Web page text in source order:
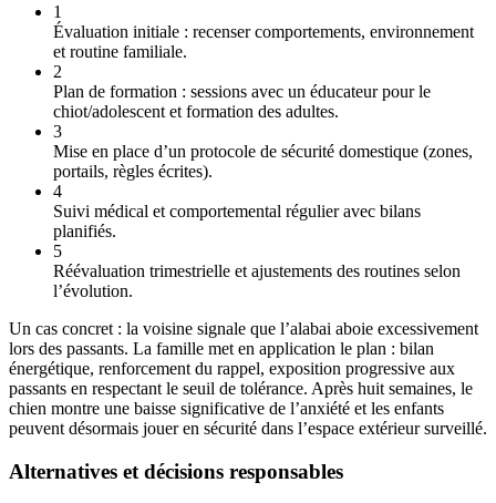
1
Évaluation initiale : recenser comportements, environnement
et routine familiale.
2
Plan de formation : sessions avec un éducateur pour le
chiot/adolescent et formation des adultes.
3
Mise en place d’un protocole de sécurité domestique (zones,
portails, règles écrites).
4
Suivi médical et comportemental régulier avec bilans
planifiés.
5
Réévaluation trimestrielle et ajustements des routines selon
l’évolution.
Un cas concret : la voisine signale que l’alabai aboie excessivement
lors des passants. La famille met en application le plan : bilan
énergétique, renforcement du rappel, exposition progressive aux
passants en respectant le seuil de tolérance. Après huit semaines, le
chien montre une baisse significative de l’anxiété et les enfants
peuvent désormais jouer en sécurité dans l’espace extérieur surveillé.
Alternatives et décisions responsables